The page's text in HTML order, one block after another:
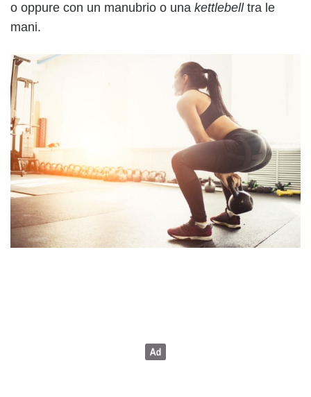
o oppure con un manubrio o una kettlebelltra le
mani.